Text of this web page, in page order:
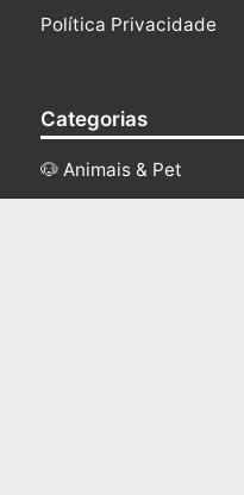
Política Privacidade
Categorias
🐶 Animais & Pet